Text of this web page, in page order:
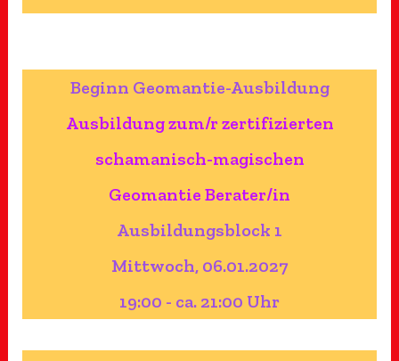
Beginn Geomantie-Ausbildung
Ausbildung zum/r zertifizierten
schamanisch-magischen
Geomantie Berater/in
Ausbildungsblock 1
Mittwoch, 06.01.2027
19:00 - ca. 21:00 Uhr